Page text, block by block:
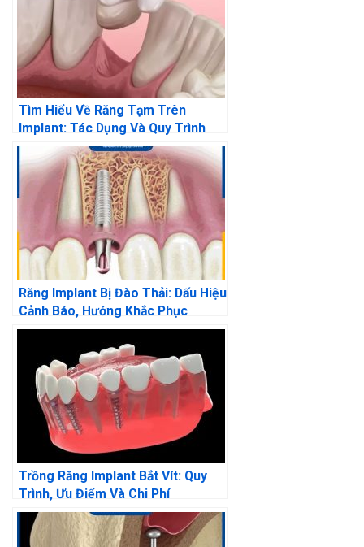
Tìm Hiểu Về Răng Tạm Trên
Implant: Tác Dụng Và Quy Trình
Thực Hiện
Răng Implant Bị Đào Thải: Dấu Hiệu
Cảnh Báo, Hướng Khắc Phục
Trồng Răng Implant Bắt Vít: Quy
Trình, Ưu Điểm Và Chi Phí